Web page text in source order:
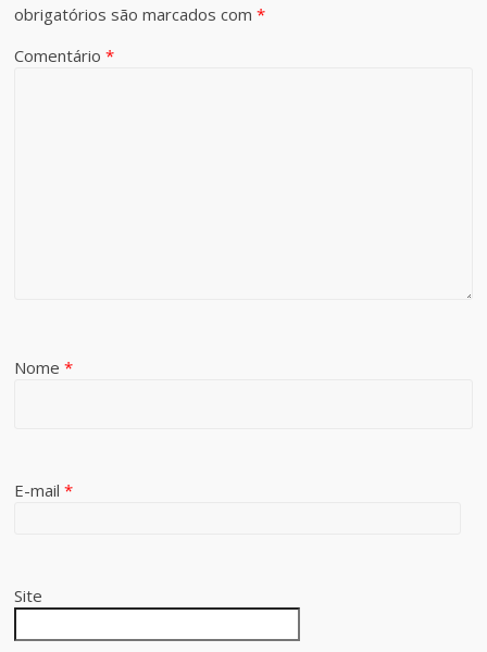
obrigatórios são marcados com*
Comentário*
Nome*
E-mail*
Site